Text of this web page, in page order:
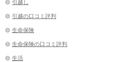
引越し
引越の口コミ評判
生命保険
生命保険の口コミ評判
生活